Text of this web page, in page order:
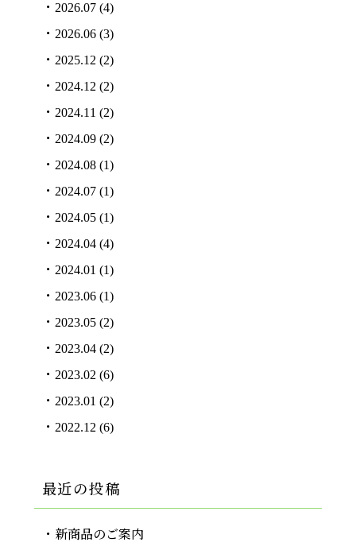
2026.07(4)
2026.06(3)
2025.12 (2)
2024.12 (2)
2024.11 (2)
2024.09(2)
2024.08(1)
2024.07(1)
2024.05(1)
2024.04(4)
2024.01 (1)
2023.06(1)
2023.05(2)
2023.04(2)
2023.02 (6)
2023.01 (2)
2022.12 (6)
最近の投稿
新商品のご案内